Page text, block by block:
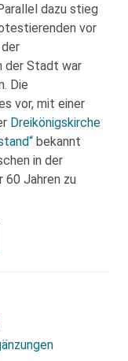
dazu stieg
vor
der Stadt war
Die
vor, mit einer
Dreikönigskirche
bekannt
in der
Jahren zu